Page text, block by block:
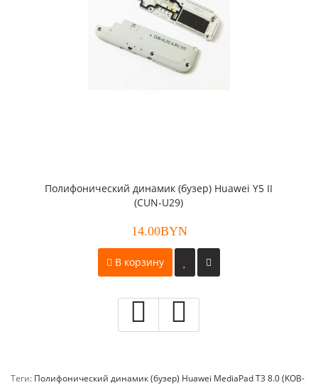
Полифонический динамик (бузер) Huawei Y5 II
(CUN-U29)
14.00BYN
В корзину
Теги: Полифонический динамик (бузер) Huawei MediaPad T3 8.0 (KOB-